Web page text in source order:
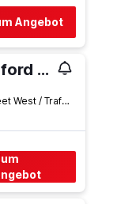
Angebot
Rutherford Hotel Nelson
27 Nile Street West / Trafalgar Square PO Box 248 Nelson, New Zealand, Nelson, Neuseeland